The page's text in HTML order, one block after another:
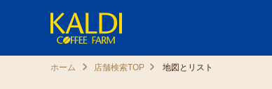
ホーム 店舗検索TOP 地図とリスト